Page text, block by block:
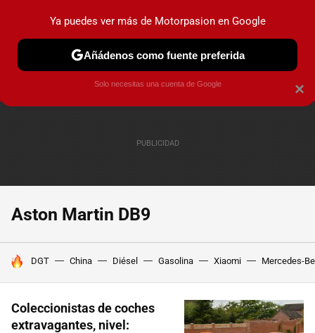
PRUEBAS COCHES ELÉCTRICOS OBSERVATORIO
Aston Martin DB9
HOY SE HABLA DE
DGT China Diésel Gasolina Xiaomi Mercedes-
Coleccionistas de coches
extravagantes, nivel:
×
Ya puedes ver más de Motorpasion en Google
Añádenos como fuente preferida
Solo necesitas una cuenta de Google